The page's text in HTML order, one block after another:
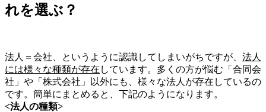
れを選ぶ？
法人＝会社、というように認識してしまいがちですが、 法人
には様々な種類が存在 しています。多くの方が悩む「合同会
社」や「株式会社」以外にも、様々な法人が存在しているの
です。簡単にまとめると、下記のようになります。
<法人の種類>